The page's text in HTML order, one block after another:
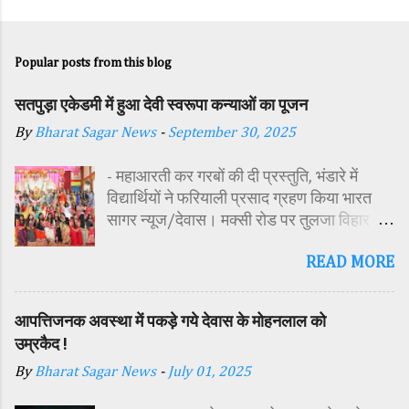
Popular posts from this blog
सतपुड़ा एकेडमी में हुआ देवी स्वरूपा कन्याओं का पूजन
ByBharat Sagar News - September 30, 2025
- महाआरती कर गरबों की दी प्रस्तुति, भंडारे में
विद्यार्थियों ने फरियाली प्रसाद ग्रहण किया भारत
सागर न्यूज/देवास। मक्सी रोड पर तुलजा विहार
पावन अवसर पर कन्या पूजन एवं गरबा महोत्सव का
परिसर में तोरण, रंगोली से आकर्षक साज-सज्जा की
गई। सर्वप्रथम मुख्य अतिथि महिला बाल विकास
विशिष्ट अतिथि शासकीय पॉलिटेक्निक कॉलेज
READ MORE
आपत्तिजनक अवस्था में पकड़े गये देवास के मोहनलाल को
उम्रकैद !
ByBharat Sagar News - July 01, 2025